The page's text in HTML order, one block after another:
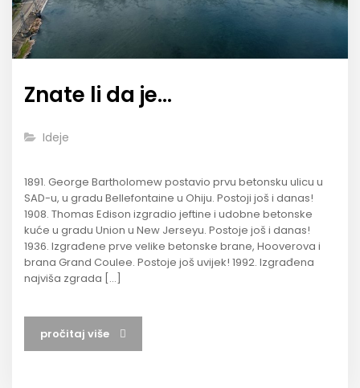
Znate li da je…
Ideje
1891. George Bartholomew postavio prvu betonsku ulicu u
SAD-u, u gradu Bellefontaine u Ohiju. Postoji još i danas!
1908. Thomas Edison izgradio jeftine i udobne betonske
kuće u gradu Union u New Jerseyu. Postoje još i danas!
1936. Izgrađene prve velike betonske brane, Hooverova i
brana Grand Coulee. Postoje još uvijek! 1992. Izgrađena
najviša zgrada […]
pročitaj više